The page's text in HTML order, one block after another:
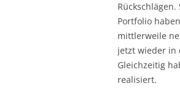
Portfolio
mittlerweile
jetzt wieder in
Gleichzeitig
realisiert.